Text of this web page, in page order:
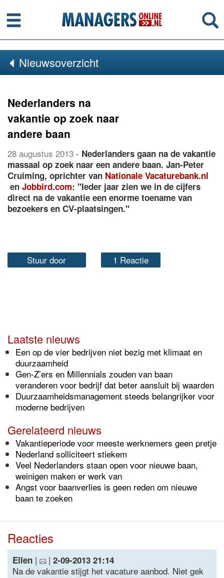
Menu
Nieuwsoverzicht
Nederlanders na
vakantie op zoek naar
andere baan
28 augustus 2013 - Nederlanders gaan na de vakantie
massaal op zoek naar een andere baan. Jan-Peter
Cruiming, oprichter van Nationale Vacaturebank.nl
en Jobbird.com: "Ieder jaar zien we in de cijfers
direct na de vakantie een enorme toename van
bezoekers en CV-plaatsingen."
Stuur door 1 Reactie
Laatste nieuws
Een op de vier bedrijven niet bezig met klimaat en
duurzaamheid
Gen-Z’ers en Millennials zouden van baan
veranderen voor bedrijf dat beter aansluit bij waarden
Duurzaamheidsmanagement steeds belangrijker voor
moderne bedrijven
Gerelateerd nieuws
Vakantieperiode voor meeste werknemers geen pretje
Nederland solliciteert stiekem
Veel Nederlanders staan open voor nieuwe baan,
weinigen maken er werk van
Angst voor baanverlies is geen reden om nieuwe
baan te zoeken
Reacties
Ellen | | 2-09-2013 21:14
Na de vakantie stijgt het vacature aanbod. Niet gek